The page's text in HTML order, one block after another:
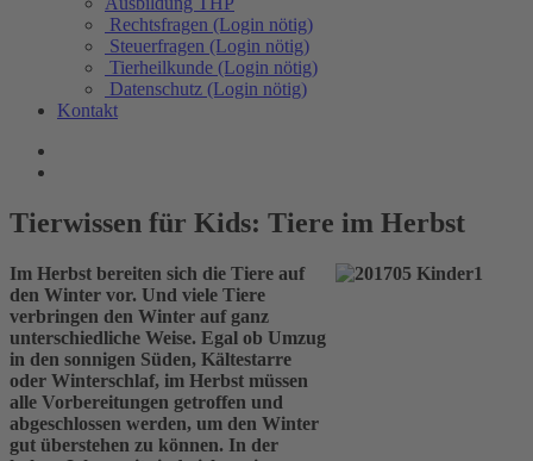
Rechtsfragen (Login nötig)
Steuerfragen (Login nötig)
Tierheilkunde (Login nötig)
Datenschutz (Login nötig)
Kontakt
Tierwissen für Kids: Tiere im Herbst
Im Herbst bereiten sich die Tiere auf
den Winter vor. Und viele Tiere
verbringen den Winter auf ganz
unterschiedliche Weise. Egal ob Umzug
in den sonnigen Süden, Kältestarre
oder Winterschlaf, im Herbst müssen
alle Vorbereitungen getroffen und
abgeschlossen werden, um den Winter
gut überstehen zu können. In der